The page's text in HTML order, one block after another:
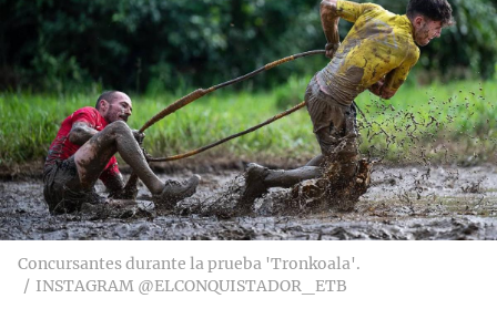
Concursantes durante la prueba 'Tronkoala'.
INSTAGRAM @ELCONQUISTADOR_ETB